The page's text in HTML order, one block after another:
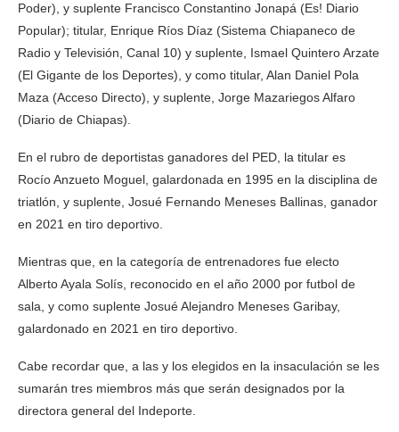
Poder), y suplente Francisco Constantino Jonapá (Es! Diario
Popular); titular, Enrique Ríos Díaz (Sistema Chiapaneco de
Radio y Televisión, Canal 10) y suplente, Ismael Quintero Arzate
(El Gigante de los Deportes), y como titular, Alan Daniel Pola
Maza (Acceso Directo), y suplente, Jorge Mazariegos Alfaro
(Diario de Chiapas).
En el rubro de deportistas ganadores del PED, la titular es
Rocío Anzueto Moguel, galardonada en 1995 en la disciplina de
triatlón, y suplente, Josué Fernando Meneses Ballinas, ganador
en 2021 en tiro deportivo.
Mientras que, en la categoría de entrenadores fue electo
Alberto Ayala Solís, reconocido en el año 2000 por futbol de
sala, y como suplente Josué Alejandro Meneses Garibay,
galardonado en 2021 en tiro deportivo.
Cabe recordar que, a las y los elegidos en la insaculación se les
sumarán tres miembros más que serán designados por la
directora general del Indeporte.